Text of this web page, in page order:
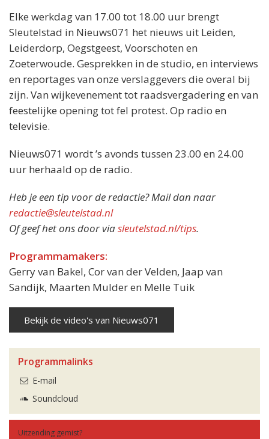
Elke werkdag van 17.00 tot 18.00 uur brengt
Sleutelstad in Nieuws071 het nieuws uit Leiden,
Leiderdorp, Oegstgeest, Voorschoten en
Zoeterwoude. Gesprekken in de studio, en interviews
en reportages van onze verslaggevers die overal bij
zijn. Van wijkevenement tot raadsvergadering en van
feestelijke opening tot fel protest. Op radio en
televisie.
Nieuws071 wordt ’s avonds tussen 23.00 en 24.00
uur herhaald op de radio.
Heb je een tip voor de redactie? Mail dan naar
redactie@sleutelstad.nl
Of geef het ons door viasleutelstad.nl/tips.
Programmamakers:
Gerry van Bakel, Cor van der Velden, Jaap van
Sandijk, Maarten Mulder en Melle Tuik
Bekijk de video's van Nieuws071
Programmalinks
E-mail
Soundcloud
Uitzending gemist?